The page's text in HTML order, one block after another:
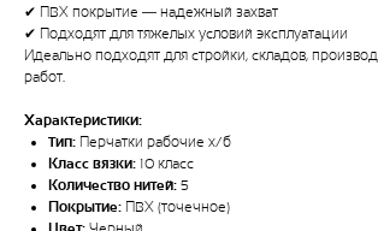
✔ ПВХ покрытие — надежный захват
✔ Подходят для тяжелых условий эксплуатации
Идеально подходят для стройки, складов,
работ.
Характеристики:
Тип: Перчатки рабочие х/б
Класс вязки: 10 класс
Количество нитей: 5
Покрытие: ПВХ (точечное)